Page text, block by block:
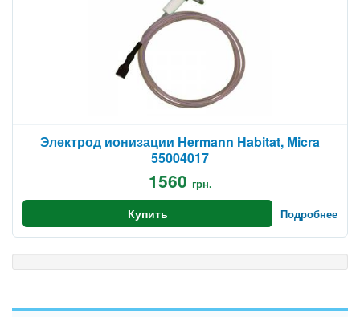
Электрод ионизации Hermann Habitat, Micra
55004017
1560 грн.
Купить Подробнее